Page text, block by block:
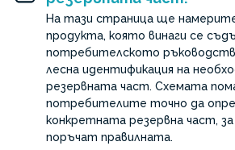
На тази страница ще
продукта, която винаги се
потребителското
лесна идентификация на
резервната част. Схемата
потребителите точно да
конкретната резервна част,
поръчат правилната.